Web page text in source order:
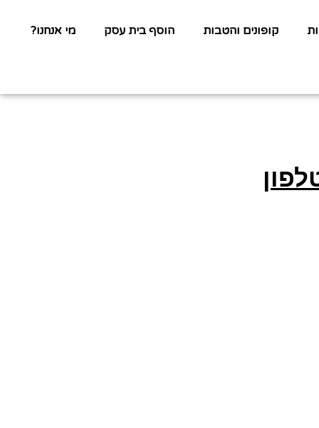
קופונים והטבות הוסף בית עסק מי אנחנו?